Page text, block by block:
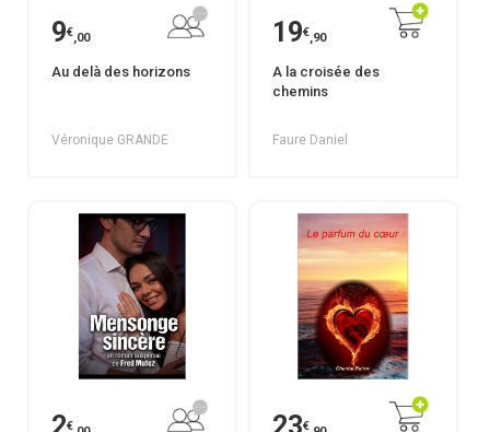
9€,00
Au delà des horizons
Véronique GRANDE
19€,90
A la croisée des
chemins
Faure Daniel
€ €